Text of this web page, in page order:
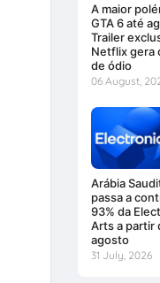
A maior
GTA 6 até
Trailer
Netflix gera
de ódio
06 August,
Arábia
passa a
93% da
Arts a partir
agosto
31 July, 2026